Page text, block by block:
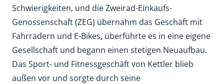
Schwierigkeiten, und die Zweirad-Einkaufs-
Genossenschaft (ZEG) übernahm das Geschäft mit
Fahrrädern und E-Bikes, überführte es in eine eigene
Gesellschaft und begann einen stetigen Neuaufbau.
Das Sport- und Fitnessgeschäft von Kettler blieb
außen vor und sorgte durch seine